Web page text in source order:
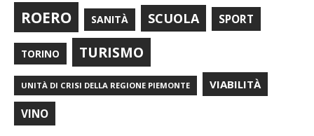
ROERO SANITÀ SCUOLA SPORT
TORINO TURISMO
UNITÀ DI CRISI DELLA REGIONE PIEMONTE VIABILITÀ
VINO